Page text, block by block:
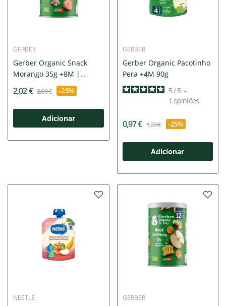
GERBER
Gerber Organic Snack
Morango 35g +8M |
2,02 € 2,69 € -25%
Adicionar
GERBER
Gerber Organic Pacotinho
Pera +4M 90g
5/ 5 -
1 opiniões
0,97 € 1,29 € -25%
Adicionar
NESTLÉ GERBER